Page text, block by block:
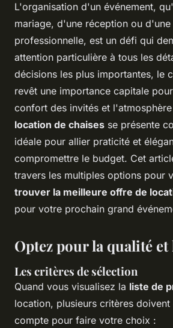
L'organisation d'un événement,
mariage, d'une réception ou
professionnelle, est un défi qui
attention particulière à tous les
décisions les plus importantes, le
revêt une importance capitale
confort des invités et
location de chaises se présente
idéale pour allier praticité et
compromettre le budget. Cet
travers les multiples options pour
trouver la meilleure offre de
pour votre prochain grand
Optez pour la qualité et
Les critères de sélection
Quand vous visualisez la liste de
location, plusieurs critères doivent
compte pour faire votre choix :